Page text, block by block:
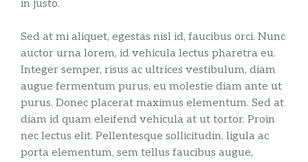
in justo.
Sed at mi aliquet, egestas nisl id, faucibus orci. Nunc
auctor urna lorem, id vehicula lectus pharetra eu.
Integer semper, risus ac ultrices vestibulum, diam
augue fermentum purus, eu molestie diam ante ut
purus. Donec placerat maximus elementum. Sed at
diam id quam eleifend vehicula at ut tortor. Proin
nec lectus elit. Pellentesque sollicitudin, ligula ac
porta elementum, sem tellus faucibus augue,